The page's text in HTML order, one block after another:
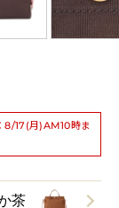
8/17(月)AM10時ま
茶